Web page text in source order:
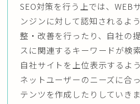
SEO対策を行う上では、WEB
ンジンに対して認知されるよ
整・改善を行ったり、自社の
スに関連するキーワードが検
自社サイトを上位表示するよ
ネットユーザーのニーズに合
テンツを作成したりしていきま